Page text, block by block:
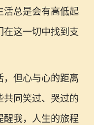
活总是会有高低起
在这一切中找到支
，但心与心的距离
共同笑过、哭过的
醒我，人生的旅程